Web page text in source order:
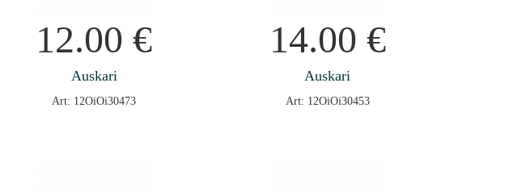
12.00€
Auskari
Art: 12OiOi30473
14.00 €
Auskari
Art: 12OiOi30453